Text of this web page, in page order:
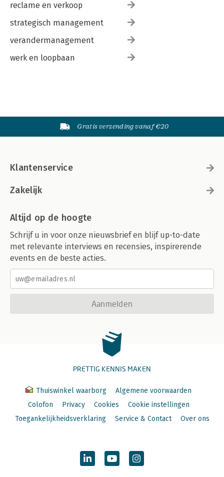
reclame en verkoop
strategisch management
verandermanagement
werk en loopbaan
Gratis verzending vanaf €20
Klantenservice
Zakelijk
Altijd op de hoogte
Schrijf u in voor onze nieuwsbrief en blijf up-to-date
met relevante interviews en recensies, inspirerende
events en de beste acties.
Aanmelden
PRETTIG KENNIS MAKEN
Thuiswinkel waarborg
Algemene voorwaarden
Colofon
Privacy Cookies
Cookie instellingen
Toegankelijkheidsverklaring
Service & Contact Over ons